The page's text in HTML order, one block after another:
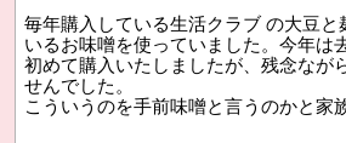
毎年購入している生活クラブ の大豆と
いるお味噌を使っていました。今年は
初めて購入いたしましたが、残念なが
せんでした。
こういうのを手前味噌と言うのかと家